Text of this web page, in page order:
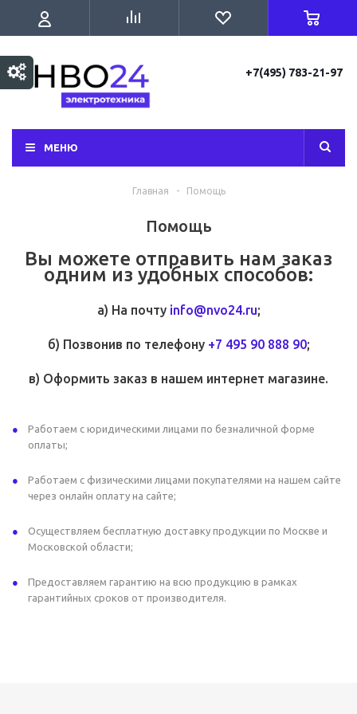
+7(495) 783-21-97
МЕНЮ
Главная - Помощь
Помощь
Вы можете отправить нам заказ
одним из удобных способов:
а) На почту info@nvo24.ru;
б) Позвонив по телефону +7 495 90 888 90;
в) Оформить заказ в нашем интернет магазине.
Работаем с юридическими лицами по безналичной форме
оплаты;
Работаем с физическими лицами покупателями на нашем сайте
через онлайн оплату на сайте;
Осуществляем бесплатную доставку продукции по Москве и
Московской области;
Предоставляем гарантию на всю продукцию в рамках
гарантийных сроков от производителя.